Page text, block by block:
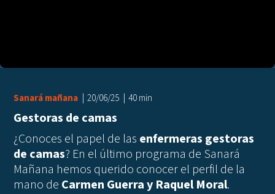
Sanará mañana 20/06/25 40 min
Gestoras de camas
¿Conoces el papel de las enfermeras gestoras
de camas? En el último programa de Sanará
Mañana hemos querido conocer el perfil de la
mano de Carmen Guerra y Raquel Moral.